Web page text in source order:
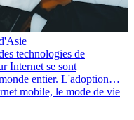
technologies de
Internet se sont
entier. L'adoption
mobile, le mode de vie
des nouvelles